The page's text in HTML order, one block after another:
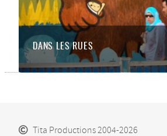
DANS LES RUES
Tita Productions 2004-2026